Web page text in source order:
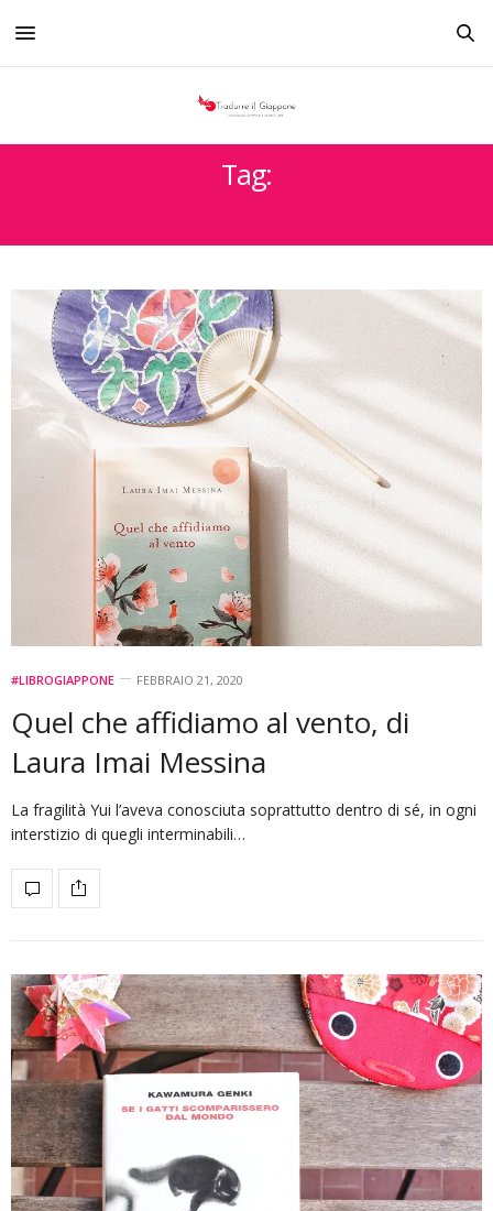
Tag:
#LIBROGIAPPONE FEBBRAIO 21, 2020
Quel che affidiamo al vento, di
Laura Imai Messina
La fragilità Yui l’aveva conosciuta soprattutto dentro di sé, in ogni
interstizio di quegli interminabili…